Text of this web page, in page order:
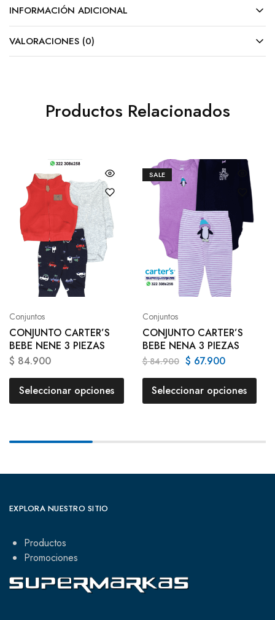
INFORMACIÓN ADICIONAL
VALORACIONES (0)
Productos Relacionados
Conjuntos
CONJUNTO CARTER’S
BEBE NENE 3 PIEZAS
$ 84.900
Seleccionar opciones
SALE
Conjuntos
CONJUNTO CARTER’S
BEBE NENA 3 PIEZAS
$84.900 $ 67.900
Seleccionar opciones
EXPLORA NUESTRO SITIO
Productos
Promociones